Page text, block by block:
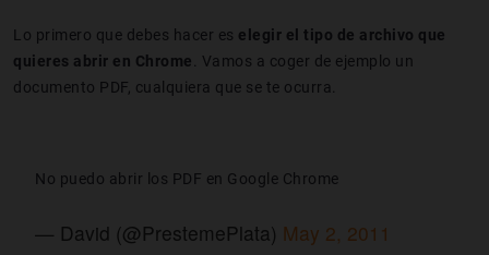
Lo primero que debes hacer es elegir el tipo de archivo que
quieres abrir en Chrome . Vamos a coger de ejemplo un
documento PDF, cualquiera que se te ocurra.
No puedo abrir los PDF en Google Chrome
— David (@PrestemePlata) May 2, 2011